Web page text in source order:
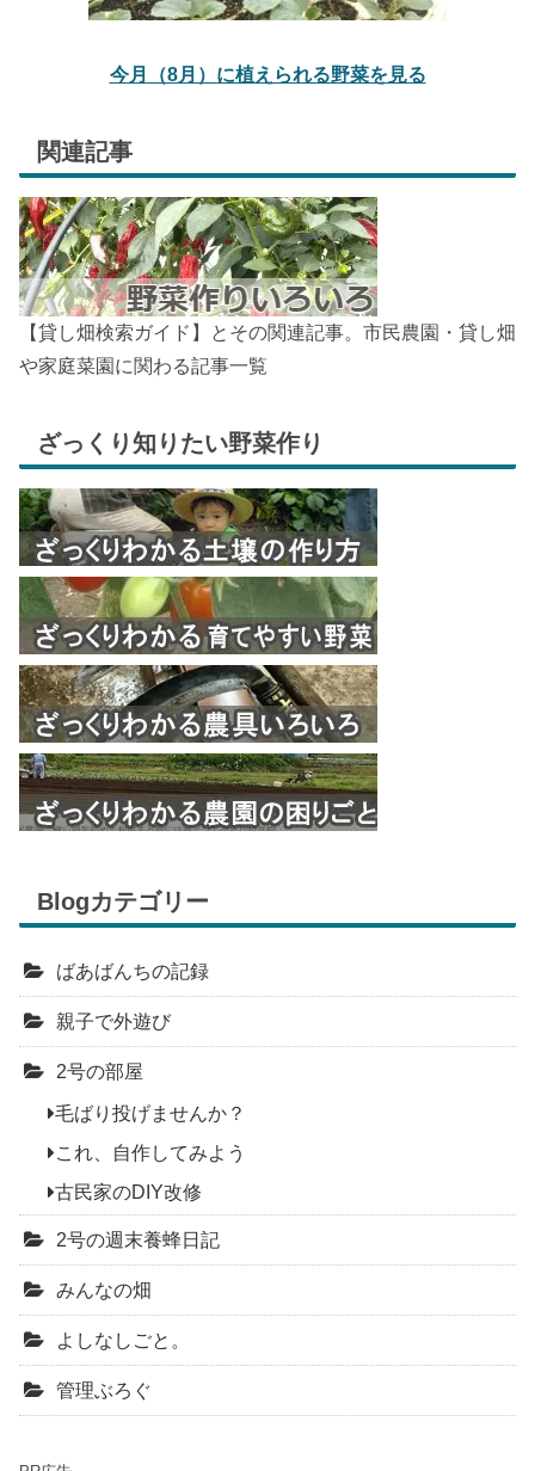
今月（8月）に植えられる野菜を見る
関連記事
【貸し畑検索ガイド】とその関連記事。市民農園・貸し畑
や家庭菜園に関わる記事一覧
ざっくり知りたい野菜作り
Blogカテゴリー
ばあばんちの記録
親子で外遊び
2号の部屋
毛ばり投げませんか？
これ、自作してみよう
古民家のDIY改修
2号の週末養蜂日記
みんなの畑
よしなしごと。
管理ぶろぐ